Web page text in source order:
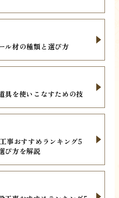
ル材の種類と選び方
具を使いこなすための技
事おすすめランキング5
び方を解説